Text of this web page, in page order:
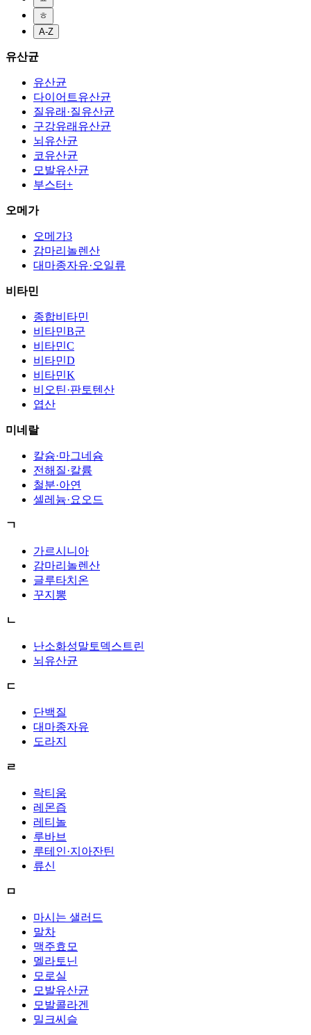
ㅎ
A-Z
유산균
유산균
다이어트유산균
질유래·질유산균
구강유래유산균
뇌유산균
코유산균
모발유산균
부스터+
오메가
오메가3
감마리놀렌산
대마종자유·오일류
비타민
종합비타민
비타민B군
비타민C
비타민D
비타민K
비오틴·판토텐산
엽산
미네랄
칼슘·마그네슘
전해질·칼륨
철분·아연
셀레늄·요오드
ㄱ
가르시니아
감마리놀렌산
글루타치온
꾸지뽕
ㄴ
난소화성말토덱스트린
뇌유산균
ㄷ
단백질
대마종자유
도라지
ㄹ
락티움
레몬즙
레티놀
루바브
루테인·지아잔틴
류신
ㅁ
마시는 샐러드
말차
맥주효모
멜라토닌
모로실
모발유산균
모발콜라겐
밀크씨슬